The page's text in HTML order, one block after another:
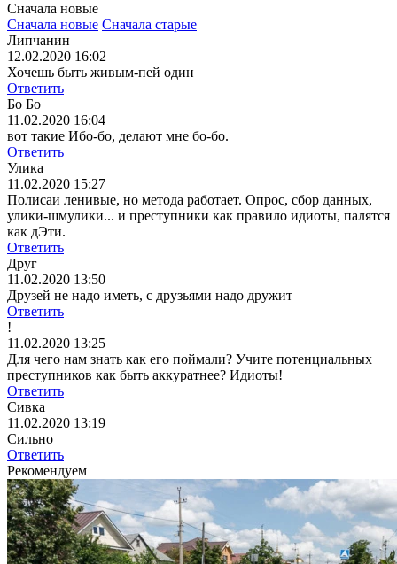
Сначала новые
Сначала новые Сначала старые
Липчанин
12.02.2020 16:02
Хочешь быть живым-пей один
Ответить
Бо Бо
11.02.2020 16:04
вот такие Ибо-бо, делают мне бо-бо.
Ответить
Улика
11.02.2020 15:27
Полисаи ленивые, но метода работает. Опрос, сбор данных,
улики-шмулики... и преступники как правило идиоты, палятся
как дЭти.
Ответить
Друг
11.02.2020 13:50
Друзей не надо иметь, с друзьями надо дружит
Ответить
!
11.02.2020 13:25
Для чего нам знать как его поймали? Учите потенциальных
преступников как быть аккуратнее? Идиоты!
Ответить
Сивка
11.02.2020 13:19
Сильно
Ответить
Рекомендуем